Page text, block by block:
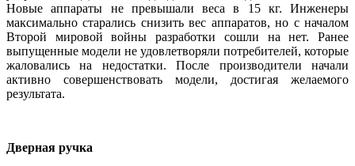
Новые аппараты не превышали веса в 15 кг. Инженеры
максимально старались снизить вес аппаратов, но с началом
Второй мировой войны разработки сошли на нет. Ранее
выпущенные модели не удовлетворяли потребителей, которые
жаловались на недостатки. После производители начали
активно совершенствовать модели, достигая желаемого
результата.
Дверная ручка